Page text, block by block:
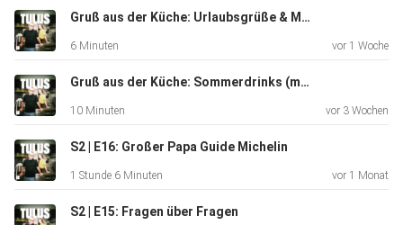
möchtest Werbung in diesem Podcast schalten? Dann
erfahre hier mehr
über die Werbemöglichkeiten bei Seven.One Audio:
https://www.seven.one/portfolio/sevenone-audio
Gruß aus der Küche: Urlaubsgrüße & Menü-Preview aus Spanien
6 Minuten vor 1 Woche
Gruß aus der Küche: Sommerdrinks (mit Felix Fuchs)
10 Minuten vor 3 Wochen
S2 | E16: Großer Papa Guide Michelin
1 Stunde 6 Minuten vor 1 Monat
S2 | E15: Fragen über Fragen